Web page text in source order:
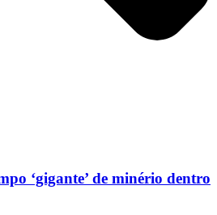
‘gigante’ de minério dentro